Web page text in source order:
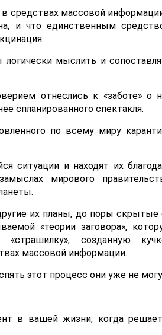
средствах массовой
и что единственным
мыслить и
отнеслись к «заботе» о
спланированного спектакля.
по всему миру
ситуации и находят их
мирового
их планы, до поры скрытые
«теории заговора»,
созданную
массовой информации.
этот процесс они уже не
в вашей жизни, когда